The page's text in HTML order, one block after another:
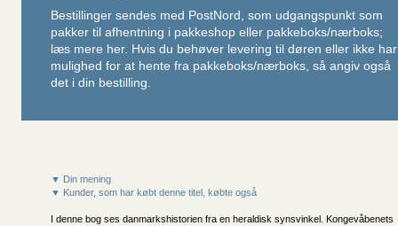
Bestillinger sendes med PostNord, som udgangspunkt som
pakker til afhentning i pakkeshop eller pakkeboks/nærboks;
læs mere her. Hvis du behøver levering til døren eller ikke har
mulighed for at hente fra pakkeboks/nærboks, så angiv også
det i din bestilling.
▼ Din mening
▼ Kunder, som har købt denne titel, købte også
I denne bog ses danmarkshistorien fra en heraldisk synsvinkel. Kongevåbenets